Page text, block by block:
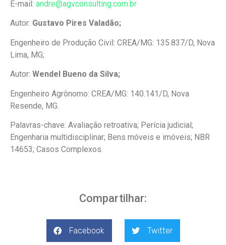
E-mail: andre@agvconsulting.com.br
Autor: Gustavo Pires Valadão;
Engenheiro de Produção Civil: CREA/MG: 135.837/D, Nova
Lima, MG;
Autor: Wendel Bueno da Silva;
Engenheiro Agrônomo: CREA/MG: 140.141/D, Nova
Resende, MG.
Palavras-chave: Avaliação retroativa; Perícia judicial;
Engenharia multidisciplinar; Bens móveis e imóveis; NBR
14653; Casos Complexos.
Compartilhar:
Facebook Twitter